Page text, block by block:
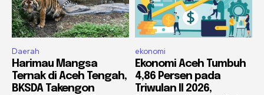
Daerah
Harimau Mangsa
Ternak di Aceh Tengah,
BKSDA Takengon
ekonomi
Ekonomi Aceh Tumbuh
4,86 Persen pada
Triwulan II 2026,